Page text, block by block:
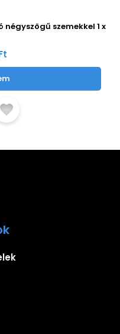
szemekkel 1 x